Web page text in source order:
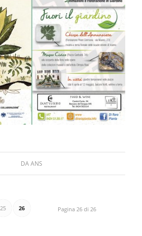
DAANS
Pagina 26 di 26
25 26